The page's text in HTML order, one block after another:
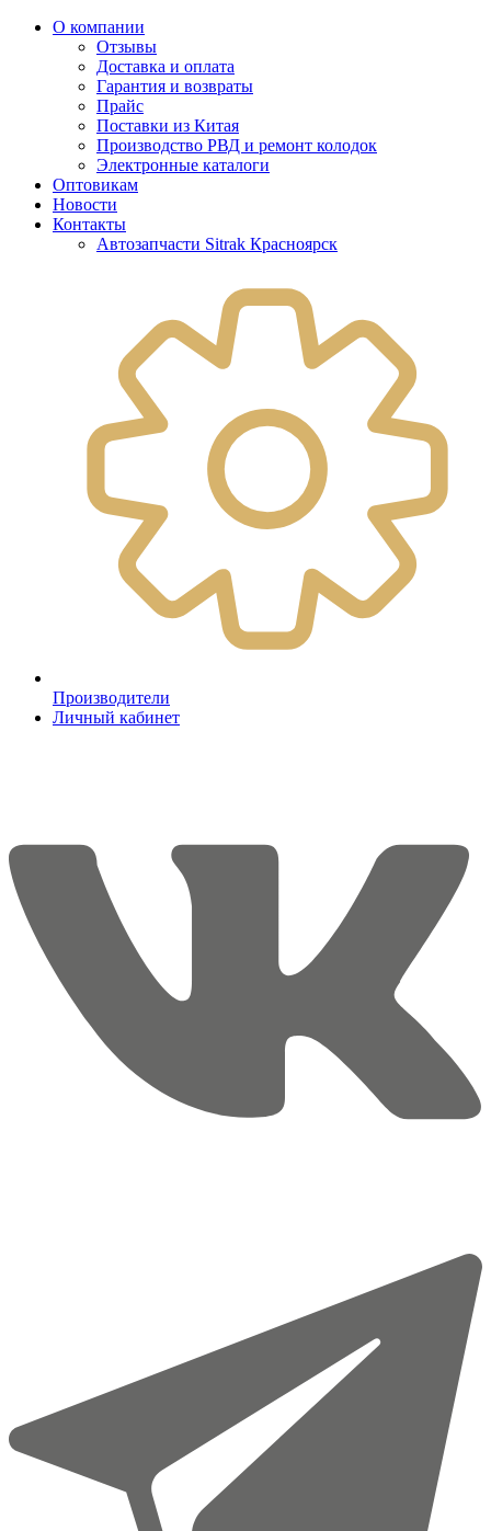
О компании
Отзывы
Доставка и оплата
Гарантия и возвраты
Прайс
Поставки из Китая
Производство РВД и ремонт колодок
Электронные каталоги
Оптовикам
Новости
Контакты
Автозапчасти Sitrak Красноярск
Производители
Личный кабинет